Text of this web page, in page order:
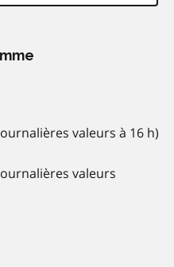
valeurs à 16 h)
valeurs